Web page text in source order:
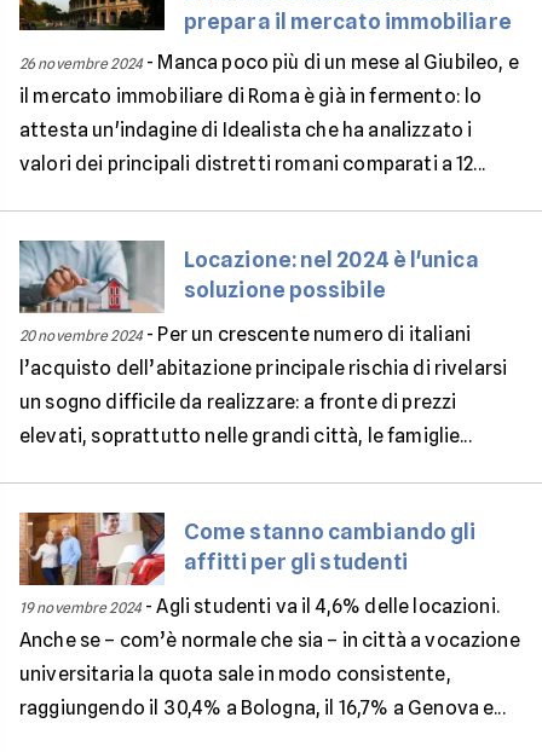
prepara il mercato immobiliare
26 novembre 2024- Manca poco più di un mese al Giubileo, e
il mercato immobiliare di Roma è già in fermento: lo
attesta un'indagine di Idealista che ha analizzato i
valori dei principali distretti romani comparati a 12...
Locazione: nel 2024 è l'unica
soluzione possibile
20 novembre 2024- Per un crescente numero di italiani
l’acquisto dell’abitazione principale rischia di rivelarsi
un sogno difficile da realizzare: a fronte di prezzi
elevati, soprattutto nelle grandi città, le famiglie...
Come stanno cambiando gli
affitti per gli studenti
19 novembre 2024-Agli studenti va il 4,6% delle locazioni.
Anche se – com’è normale che sia – in città a vocazione
universitaria la quota sale in modo consistente,
raggiungendo il 30,4% a Bologna, il 16,7% a Genova e...